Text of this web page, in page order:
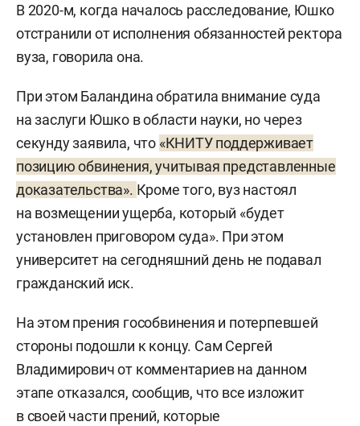
В 2020-м, когда началось расследование, Юшко
отстранили от исполнения обязанностей ректора
вуза, говорила она.
При этом Баландина обратила внимание суда
на заслуги Юшко в области науки, но через
секунду заявила, что «КНИТУ поддерживает
позицию обвинения, учитывая представленные
доказательства». Кроме того, вуз настоял
на возмещении ущерба, который «будет
установлен приговором суда». При этом
университет на сегодняшний день не подавал
гражданский иск.
На этом прения гособвинения и потерпевшей
стороны подошли к концу. Сам Сергей
Владимирович от комментариев на данном
этапе отказался, сообщив, что все изложит
в своей части прений, которые